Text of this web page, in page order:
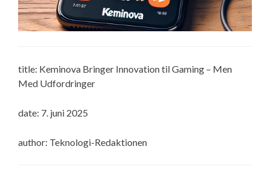
title: Keminova Bringer Innovation til Gaming – Men
Med Udfordringer
date: 7. juni 2025
author: Teknologi-Redaktionen